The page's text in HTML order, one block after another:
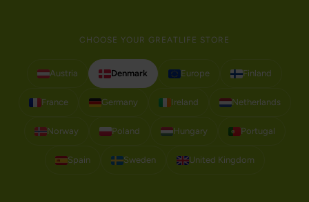
CHOOSE YOUR GREATLIFE STORE
Austria Denmark Europe Finland
France Germany Ireland Netherlands
Norway Poland Hungary Portugal
Spain Sweden United Kingdom